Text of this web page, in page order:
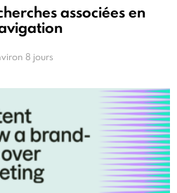
associées en
8 jours